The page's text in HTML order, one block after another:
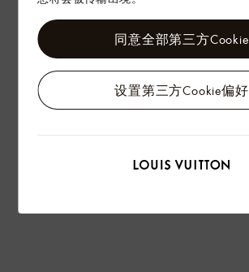
设置第三方Cookie偏好
同意全部第三方Cookie